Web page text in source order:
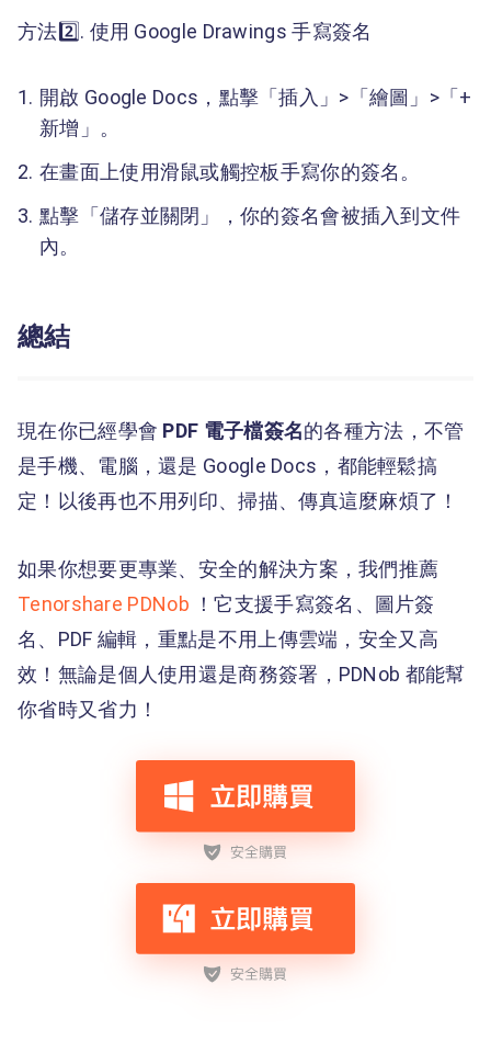
方法2️⃣. 使用 Google Drawings 手寫簽名
開啟 Google Docs，點擊「插入」>「繪圖」>「+
新增」。
在畫面上使用滑鼠或觸控板手寫你的簽名。
點擊「儲存並關閉」，你的簽名會被插入到文件
內。
總結
現在你已經學會 PDF 電子檔簽名的各種方法，不管
是手機、電腦，還是 Google Docs，都能輕鬆搞
定！以後再也不用列印、掃描、傳真這麼麻煩了！
如果你想要更專業、安全的解決方案，我們推薦
Tenorshare PDNob ！它支援手寫簽名、圖片簽
名、PDF 編輯，重點是不用上傳雲端，安全又高
效！無論是個人使用還是商務簽署，PDNob 都能幫
你省時又省力！